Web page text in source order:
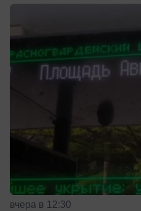
вчера в 12:30